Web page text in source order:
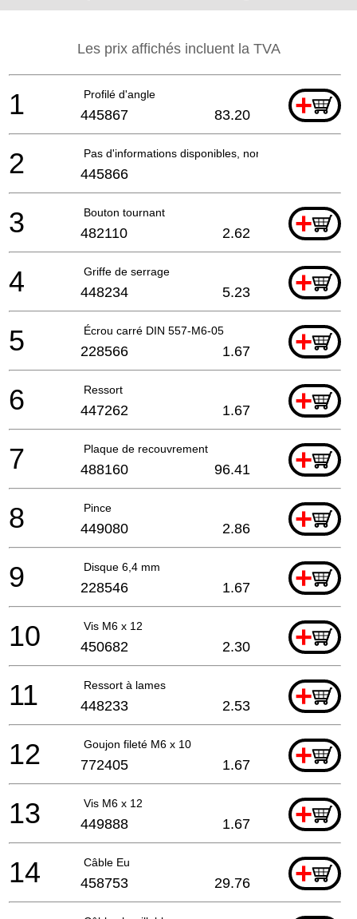
Les prix affichés incluent la TVA
Profilé d'angle +
1 445867 83.20
Pas d'informations disponibles, non commandable
2 445866
Bouton tournant +
3 482110 2.62
Griffe de serrage +
4 448234 5.23
Écrou carré DIN 557-M6-05 +
5 228566 1.67
Ressort +
6 447262 1.67
Plaque de recouvrement +
7 488160 96.41
Pince +
8 449080 2.86
Disque 6,4 mm +
9 228546 1.67
Vis M6 x 12 +
10 450682 2.30
Ressort à lames +
11 448233 2.53
Goujon fileté M6 x 10 +
12 772405 1.67
Vis M6 x 12 +
13 449888 1.67
Câble Eu +
14 458753 29.76